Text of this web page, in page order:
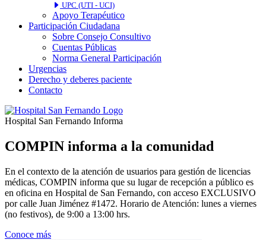
UPC (UTI - UCI)
Apoyo Terapéutico
Participación Ciudadana
Sobre Consejo Consultivo
Cuentas Públicas
Norma General Participación
Urgencias
Derecho y deberes paciente
Contacto
Hospital San Fernando Informa
COMPIN informa a la comunidad
En el contexto de la atención de usuarios para gestión de licencias
médicas, COMPIN informa que su lugar de recepción a público es
en oficina en Hospital de San Fernando, con acceso EXCLUSIVO
por calle Juan Jiménez #1472. Horario de Atención: lunes a viernes
(no festivos), de 9:00 a 13:00 hrs.
Conoce más